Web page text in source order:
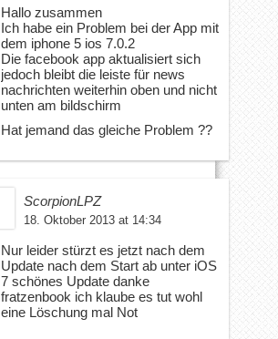
Hallo zusammen
Ich habe ein Problem bei der App mit
dem iphone 5 ios 7.0.2
Die facebook app aktualisiert sich
jedoch bleibt die leiste für news
nachrichten weiterhin oben und nicht
unten am bildschirm
Hat jemand das gleiche Problem ??
ScorpionLPZ
18. Oktober 2013 at 14:34
Nur leider stürzt es jetzt nach dem
Update nach dem Start ab unter iOS
7 schönes Update danke
fratzenbook ich klaube es tut wohl
eine Löschung mal Not